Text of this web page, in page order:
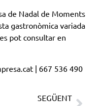
de Nadal de Moments
gastronòmica variada
pot consultar en
| 667 536 490
SEGÜENT